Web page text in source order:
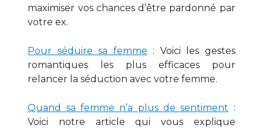
maximiser vos chances d’être pardonné par
votre ex.
Pour séduire sa femme : Voici les gestes
romantiques les plus efficaces pour
relancer la séduction avec votre femme.
Quand sa femme n’a plus de sentiment :
Voici notre article qui vous explique